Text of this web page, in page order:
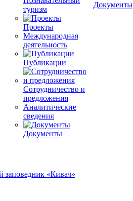
туризм
Проекты
Международная
деятельность
Публикации
Сотрудничество и
предложения
Аналитические
сведения
Документы
Документы